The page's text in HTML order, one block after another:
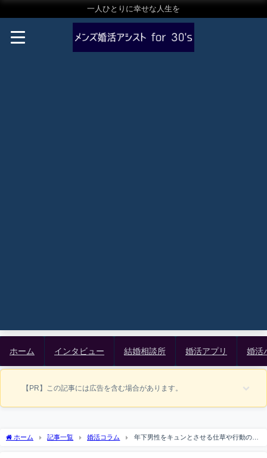
一人ひとりに幸せな人生を
ホーム インタビュー 結婚相談所 婚活アプリ 婚活
【PR】この記事には広告を含む場合があります。
ホーム 記事一覧 婚活コラム
年下男性をキュンとさせる仕草や行動のテ